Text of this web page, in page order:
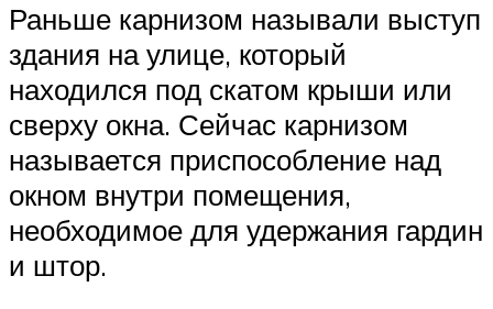
Раньше карнизом называли выступ
здания на улице, который
находился под скатом крыши или
сверху окна. Сейчас карнизом
называется приспособление над
окном внутри помещения,
необходимое для удержания гардин
и штор.